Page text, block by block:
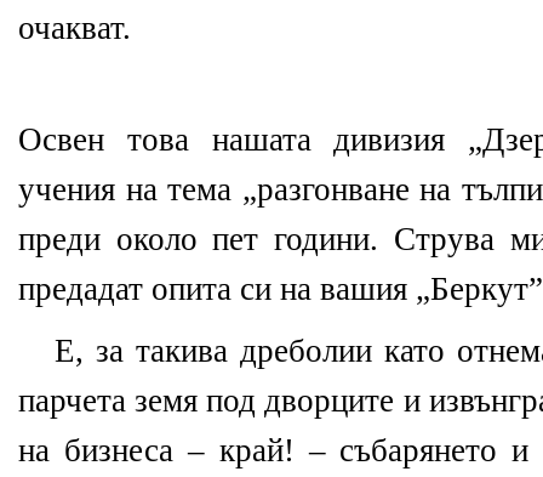
очакват.
Освен това нашата дивизия
учения на тема „разгонване на
преди около пет години. Струва
предадат опита си на вашия
Е, за такива дреболии като
парчета земя под дворците и
на бизнеса – край! – събарянето